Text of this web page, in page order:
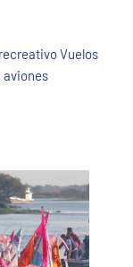
Vuelos
aviones